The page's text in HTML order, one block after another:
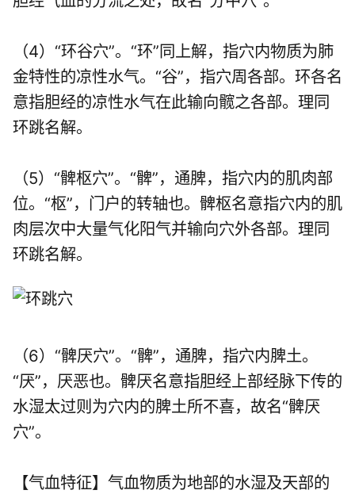
（4）“环谷穴”。“环”同上解，指穴内物质为肺
金特性的凉性水气。“谷”，指穴周各部。环各名
意指胆经的凉性水气在此输向髋之各部。理同
环跳名解。
（5）“髀枢穴”。“髀”，通脾，指穴内的肌肉部
位。“枢”，门户的转轴也。髀枢名意指穴内的肌
肉层次中大量气化阳气并输向穴外各部。理同
环跳名解。
（6）“髀厌穴”。“髀”，通脾，指穴内脾土。
“厌”，厌恶也。髀厌名意指胆经上部经脉下传的
水湿太过则为穴内的脾土所不喜，故名“髀厌
穴”。
【气血特征】气血物质为地部的水湿及天部的